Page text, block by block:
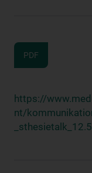
PDF
https://
nt/